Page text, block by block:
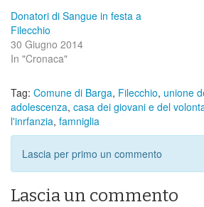
Donatori di Sangue in festa a
Filecchio
30 Giugno 2014
In "Cronaca"
Tag: Comune di Barga, Filecchio, unione
adolescenza, casa dei giovani e del
l'inrfanzia, famniglia
Lascia per primo un commento
Lascia un commento